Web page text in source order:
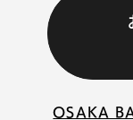
OSAKA